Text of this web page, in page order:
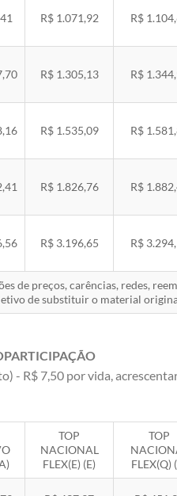
R$ 1.071,92 R$
R$ 1.305,13 R$
R$ 1.535,09 R$
R$ 1.826,76 R$
R$ 3.196,65 R$
de preços, carências, redes,
de substituir o material
- R$ 7,50 por vida,
TOP
NACIONAL
FLEX(E) (E)
TOP
FLEX(Q)